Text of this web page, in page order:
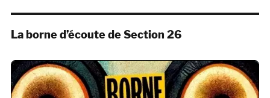
La borne d’écoute de Section 26